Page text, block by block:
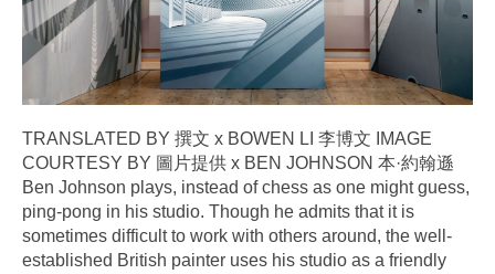
TRANSLATED BY 撰文 x BOWEN LI 李博文 IMAGE
COURTESY BY 圖片提供 x BEN JOHNSON 本·約翰遜
Ben Johnson plays, instead of chess as one might guess,
ping-pong in his studio. Though he admits that it is
sometimes difficult to work with others around, the well-
established British painter uses his studio as a friendly